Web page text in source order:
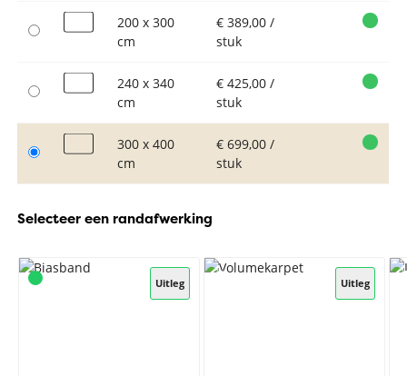
200 x 300
cm
€ 389,00 /
stuk
240 x 340
cm
€ 425,00 /
stuk
300 x 400
cm
€ 699,00 /
stuk
Selecteer een randafwerking
Uitleg Uitleg